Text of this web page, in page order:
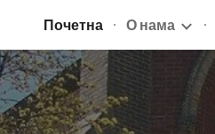
Skip to main content
Почетна О нама